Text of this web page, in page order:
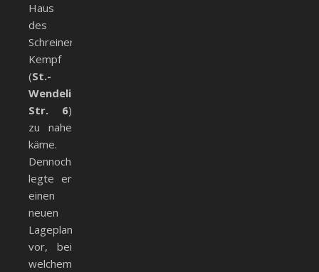
Haus
des
Schreiners
Kempf
(St.-
Wendelin-
Str. 6)
zu nahe
käme.
Dennoch
legte er
einen
neuen
Lageplan
vor, bei
welchem